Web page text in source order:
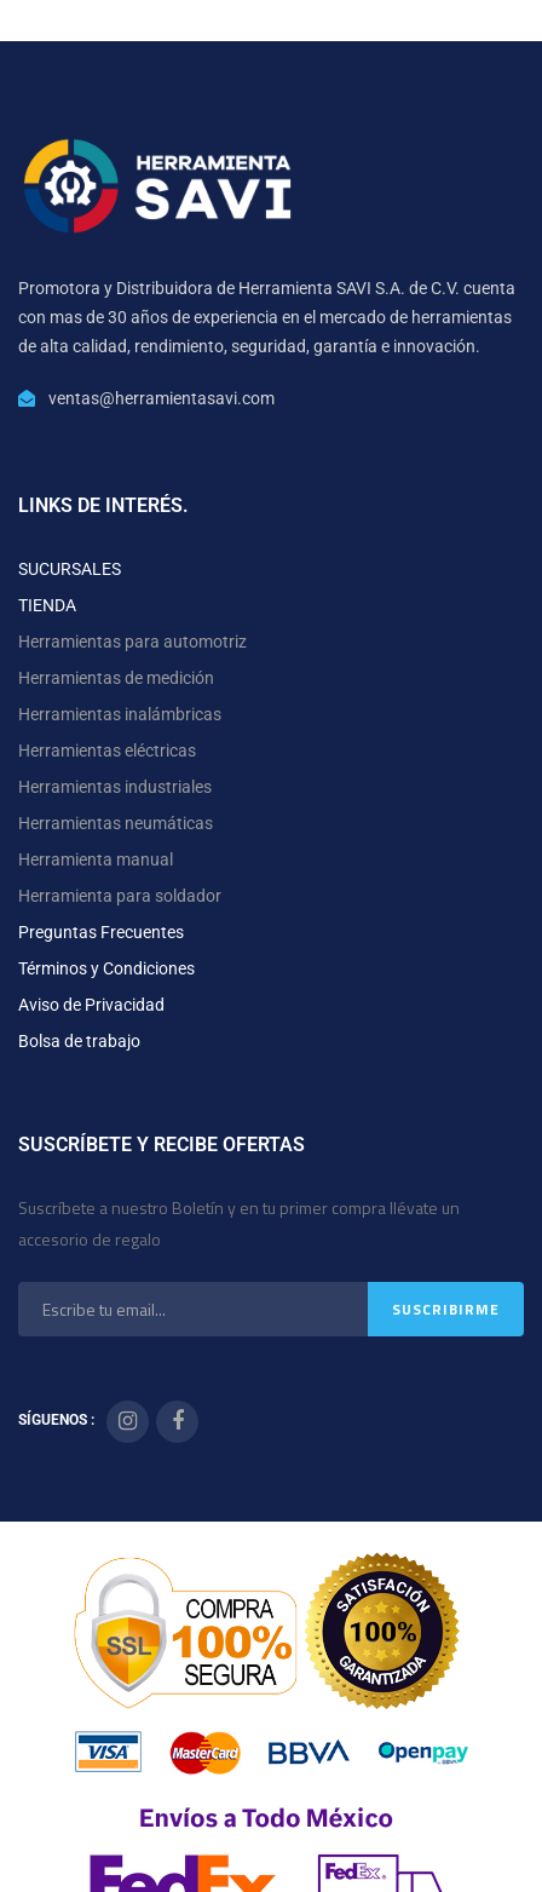
Promotora y Distribuidora de Herramienta SAVI S.A. de C.V. cuenta
con mas de 30 años de experiencia en el mercado de herramientas
de alta calidad, rendimiento, seguridad, garantía e innovación.
ventas@herramientasavi.com
LINKS DE INTERÉS.
SUCURSALES
TIENDA
Herramientas para automotriz
Herramientas de medición
Herramientas inalámbricas
Herramientas eléctricas
Herramientas industriales
Herramientas neumáticas
Herramienta manual
Herramienta para soldador
Preguntas Frecuentes
Términos y Condiciones
Aviso de Privacidad
Bolsa de trabajo
SUSCRÍBETE Y RECIBE OFERTAS
Suscríbete a nuestro Boletín y en tu primer compra llévate un
accesorio de regalo
SÍGUENOS :